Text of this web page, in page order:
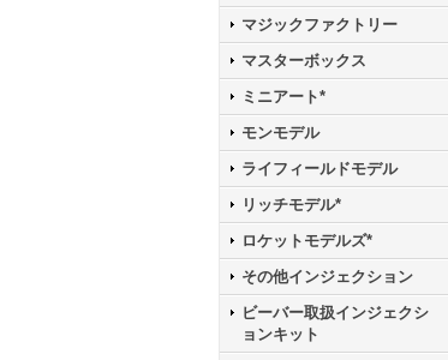
マジックファクトリー
マスターボックス
ミニアート*
モンモデル
ライフィールドモデル
リッチモデル*
ロケットモデルズ*
その他インジェクション
ビーバー取扱インジェクシ
ョンキット